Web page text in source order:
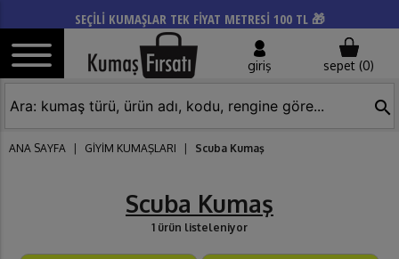
SEÇİLİ KUMAŞLAR TEK FİYAT METRESİ 100 TL 🎁
giriş sepet (0)
search
ANA SAYFA GİYİM KUMAŞLARI Scuba Kumaş
Scuba Kumaş
1 ürün listeleniyor